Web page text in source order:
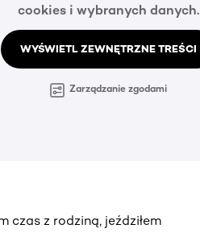
cookies i wybranych danych.
WYŚWIETL ZEWNĘTRZNE TREŚCI
Zarządzanie zgodami
czas z rodziną, jeździłem